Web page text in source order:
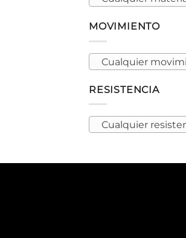
MOVIMIENTO
RESISTENCIA